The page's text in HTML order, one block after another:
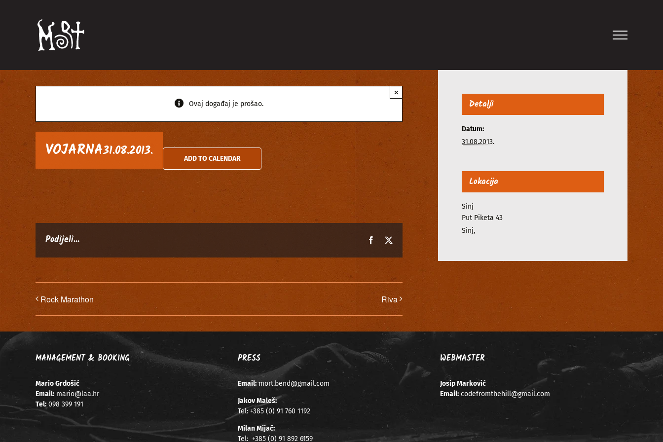
Ovaj događaj je prošao.
×
VOJARNA31.08.2013. ADD TO CALENDAR
Podijeli... Facebook
Rock Marathon Riva
Detalji
Datum:
31.08.2013.
Lokacija
Sinj
Put Piketa 43
Sinj,
MANAGEMENT & BOOKING
Mario Grdošić
Email: mario@laa.hr
Tel: 098 399 191
PRESS
Email: mort.bend@gmail.com
Jakov Maleš:
Tel: +385 (0) 91 760 1192
Milan Mijač:
Tel: +385 (0) 91 892 6159
WEBMASTER
Josip Marković
Email: codefromthehill@gmail.com